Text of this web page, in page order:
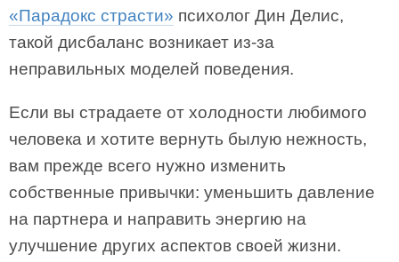
«Парадокс страсти» психолог Дин Делис,
такой дисбаланс возникает из-за
неправильных моделей поведения.
Если вы страдаете от холодности любимого
человека и хотите вернуть былую нежность,
вам прежде всего нужно изменить
собственные привычки: уменьшить давление
на партнера и направить энергию на
улучшение других аспектов своей жизни.